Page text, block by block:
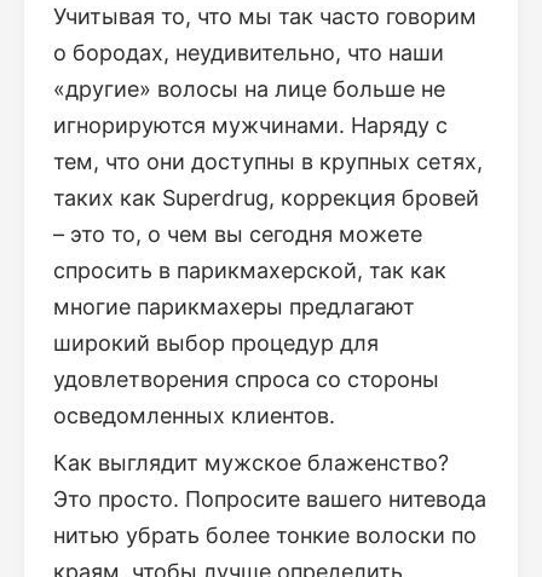
Учитывая то, что мы так часто говорим
о бородах, неудивительно, что наши
«другие» волосы на лице больше не
игнорируются мужчинами. Наряду с
тем, что они доступны в крупных сетях,
таких как Superdrug, коррекция бровей
– это то, о чем вы сегодня можете
спросить в парикмахерской, так как
многие парикмахеры предлагают
широкий выбор процедур для
удовлетворения спроса со стороны
осведомленных клиентов.
Как выглядит мужское блаженство?
Это просто. Попросите вашего нитевода
нитью убрать более тонкие волоски по
краям, чтобы лучше определить